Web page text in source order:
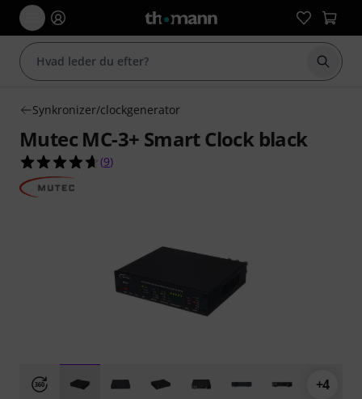
Start
Synkronizer/clockgenerator
Mutec MC-3+ Smart Clock black
4.7 ud af 5 stjerner fra 9 kundebedømmelser
(9)
+4